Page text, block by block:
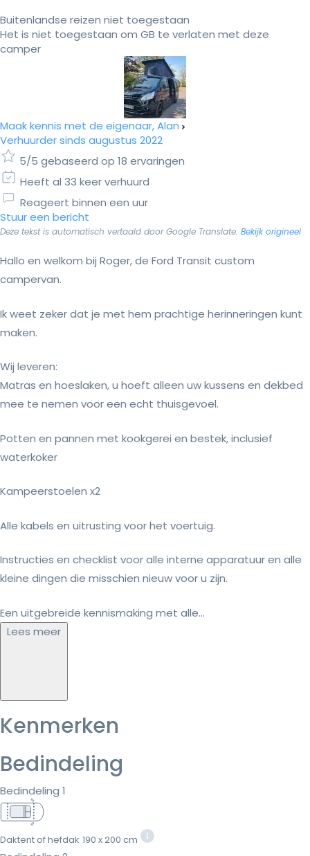
Buitenlandse reizen niet toegestaan
Het is niet toegestaan om GB te verlaten met deze
camper
Maak kennis met de eigenaar, Alan
Verhuurder sinds augustus 2022
5/5 gebaseerd op 18 ervaringen
Heeft al 33 keer verhuurd
Reageert binnen een uur
Stuur een bericht
Deze tekst is automatisch vertaald door Google Translate. Bekijk origineel
Hallo en welkom bij Roger, de Ford Transit custom
campervan.
Ik weet zeker dat je met hem prachtige herinneringen kunt
maken.
Wij leveren:
Matras en hoeslaken, u hoeft alleen uw kussens en dekbed
mee te nemen voor een echt thuisgevoel.
Potten en pannen met kookgerei en bestek, inclusief
waterkoker
Kampeerstoelen x2
Alle kabels en uitrusting voor het voertuig.
Instructies en checklist voor alle interne apparatuur en alle
kleine dingen die misschien nieuw voor u zijn.
Een uitgebreide kennismaking met alle...
Lees meer
Kenmerken
Bedindeling
Bedindeling 1
Daktent of hefdak 190 x 200 cm